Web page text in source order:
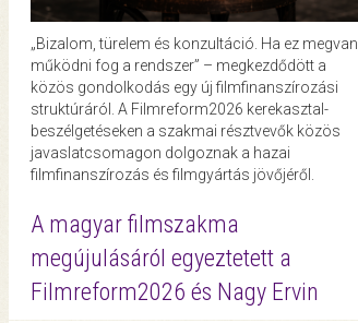
„Bizalom, türelem és konzultáció. Ha ez megvan,
működni fog a rendszer” – megkezdődött a
közös gondolkodás egy új filmfinanszírozási
struktúráról. A Filmreform2026 kerekasztal-
beszélgetéseken a szakmai résztvevők közös
javaslatcsomagon dolgoznak a hazai
filmfinanszírozás és filmgyártás jövőjéről.
A magyar filmszakma
megújulásáról egyeztetett a
Filmreform2026 és Nagy Ervin